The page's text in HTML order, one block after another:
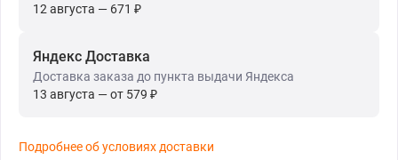
12 августа — 671 ₽
Яндекс Доставка
Доставка заказа до пункта выдачи Яндекса
13 августа — от 579 ₽
Подробнее об условиях доставки